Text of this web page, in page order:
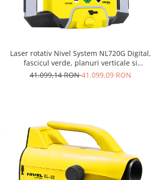
Laser rotativ Nivel System NL720G Digital,
fascicul verde, planuri verticale si
orizontale cu pante, raza de actiune de
41.099,14 RON41.099,09 RON